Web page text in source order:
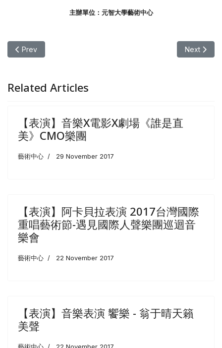
主辦單位：元智大學藝術中心
Previous article: 【表演】相聲表演-《笑響春光 》
Prev Next
Next
Related Articles
【表演】音樂X電影X劇場《誰是直
美》CMO樂團
藝術中心 29 November 2017
【表演】阿卡貝拉表演 ​2017台灣國際
重唱藝術節-遇見國際人聲樂團巡迴音
樂會
藝術中心 22 November 2017
【表演】音樂表演 饗樂 - 翁于晴天籟
美聲
藝術中心 22 November 2017